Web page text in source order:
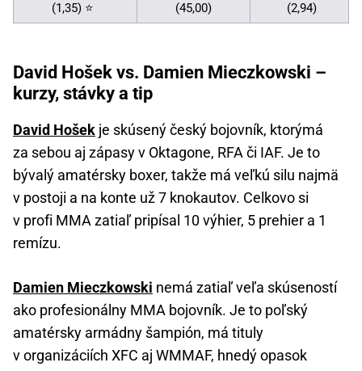
(1,35) ⭐
(45,00)
(2,94)
David Hošek vs. Damien Mieczkowski –
kurzy, stávky a tip
David Hošek je skúsený český bojovník, ktorýmá
za sebou aj zápasy v Oktagone, RFA či IAF. Je to
bývalý amatérsky boxer, takže má veľkú silu najmä
v postoji a na konte už 7 knokautov. Celkovo si
v profi MMA zatiaľ pripísal 10 výhier, 5 prehier a 1
remízu.
Damien Mieczkowski nemá zatiaľ veľa skúseností
ako profesionálny MMA bojovník. Je to poľský
amatérsky armádny šampión, má tituly
v organizáciích XFC aj WMMAF, hnedý opasok